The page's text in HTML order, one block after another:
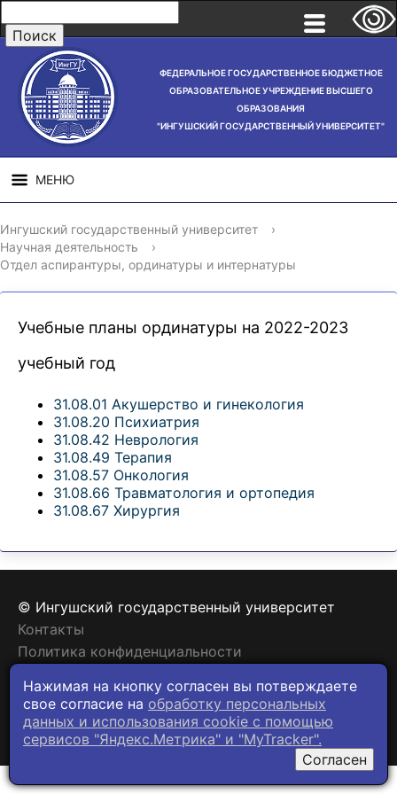
ФЕДЕРАЛЬНОЕ ГОСУДАРСТВЕННОЕ БЮДЖЕТНОЕ
ОБРАЗОВАТЕЛЬНОЕ УЧРЕЖДЕНИЕ ВЫСШЕГО
ОБРАЗОВАНИЯ
"ИНГУШСКИЙ ГОСУДАРСТВЕННЫЙ УНИВЕРСИТЕТ"
МЕНЮ
СВЕДЕНИЯ ОБ
ОБРАЗОВАТЕЛЬНОЙ
ОРГАНИЗАЦИИ
НАУЧНАЯ
ДЕЯТЕЛЬНОСТЬ
Ингушский государственный университет
›
Научная деятельность
›
Отдел аспирантуры, ординатуры и интернатуры
Учебные планы ординатуры на 2022-2023
учебный год
31.08.01 Акушерство и гинекология
31.08.20 Психиатрия
31.08.42 Неврология
31.08.49 Терапия
31.08.57 Онкология
31.08.66 Травматология и ортопедия
31.08.67 Хирургия
© Ингушский государственный университет
Контакты
Политика конфиденциальности
Нажимая на кнопку согласен вы потверждаете
свое согласие на обработку персональных
данных и использования cookie c помощью
сервисов "Яндекс.Метрика" и "MyTracker".
Согласен